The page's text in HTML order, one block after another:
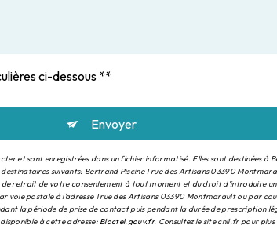
ci-dessous **
Envoyer
et sont enregistrées dans un fichier informatisé. Elles sont destinées à
suivants: Bertrand Piscine 1 rue des Artisans 03390
retrait de votre consentement à tout moment et du droit d’introduire
voie postale à l'adresse 1 rue des Artisans 03390 Montmarault ou par
la période de prise de contact puis pendant la durée de prescription
à cette adresse: Bloctel.gouv.fr. Consultez le site cnil.fr pour